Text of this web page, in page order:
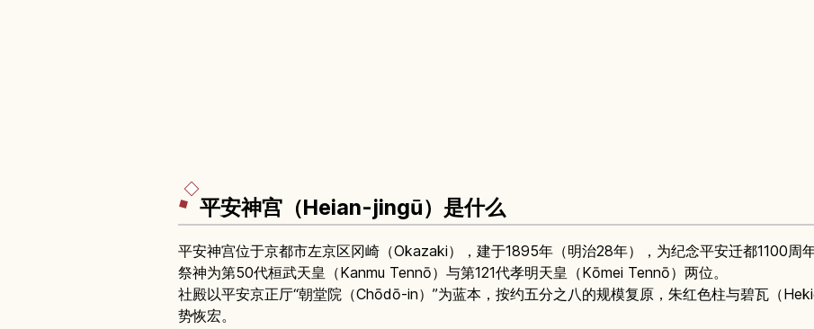
平安神宫（Heian-jingū）是什么
平安神宫位于京都市左京区冈崎（Okazaki），建于1895年（明治28年），为纪念平安迁都1100周年
祭神为第50代桓武天皇（Kanmu Tennō）与第121代孝明天皇（Kōmei Tennō）两位。
社殿以平安京正厅“朝堂院（Chōdō-in）”为蓝本，按约五分之八的规模复原，朱红色柱与碧瓦（
势恢宏。